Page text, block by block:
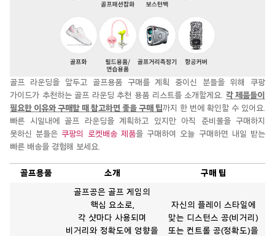
골프 라운딩을 앞두고 골프용품구매를 계획 중이신 분들을 위해 쿠팡
가이드가 추천하는 골프 라운딩 추천 용품 리스트를 소개할게요. 각 제품들이
필요한 이유와 구매할 때 참고하면 좋을 구매 팁까지 한 번에 확인할 수 있어요.
빠른 시일내에 골프
라운딩을계획하고
있지만 아직 준비물을 구매하지
못하신
분들은 쿠팡의 로켓배송 제품을 구매하여 오늘 구매하면 내일 받는
빠른 배송을 경험해 보세요.
골프용품 소개 구매 팁
골프공은 골프 게임의
핵심 요소로,
각 샷마다 사용되며
비거리와 정확도에 영향을
자신의 플레이 스타일에
맞는 디스턴스 공(비거리)
또는 컨트롤 공(정확도)을